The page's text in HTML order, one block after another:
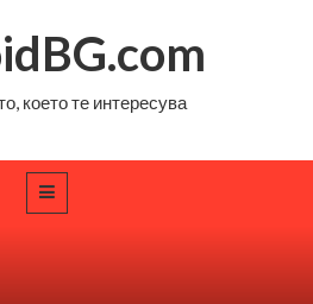
което те интересува